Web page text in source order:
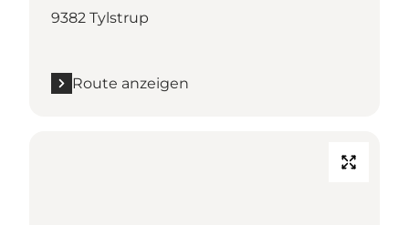
9382 Tylstrup
Route anzeigen